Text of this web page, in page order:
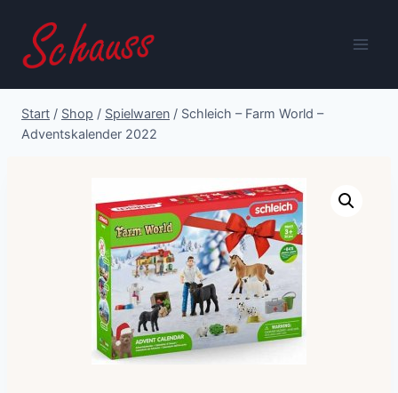
Inhalt
springen
Start / Shop / Spielwaren / Schleich – Farm World –
Adventskalender 2022